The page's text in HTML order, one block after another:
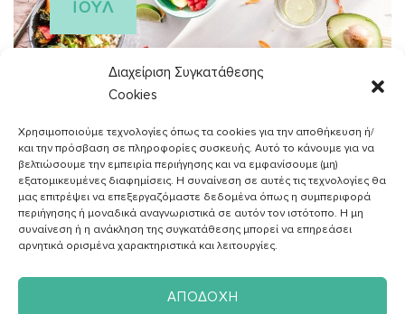
Διαχείριση Συγκατάθεσης
Cookies
Χρησιμοποιούμε τεχνολογίες όπως τα cookies για την αποθήκευση ή/
και την πρόσβαση σε πληροφορίες συσκευής. Αυτό το κάνουμε για να
βελτιώσουμε την εμπειρία περιήγησης και να εμφανίσουμε (μη)
εξατομικευμένες διαφημίσεις. Η συναίνεση σε αυτές τις τεχνολογίες θα
μας επιτρέψει να επεξεργαζόμαστε δεδομένα όπως η συμπεριφορά
περιήγησης ή μοναδικά αναγνωριστικά σε αυτόν τον ιστότοπο. Η μη
συναίνεση ή η ανάκληση της συγκατάθεσης μπορεί να επηρεάσει
αρνητικά ορισμένα χαρακτηριστικά και λειτουργίες.
ΑΠΟΔΟΧΉ
ΑΓΓΕΛΙΚH ΖΑΦΕΙΡAΚΗ
ΙΟΎΛ